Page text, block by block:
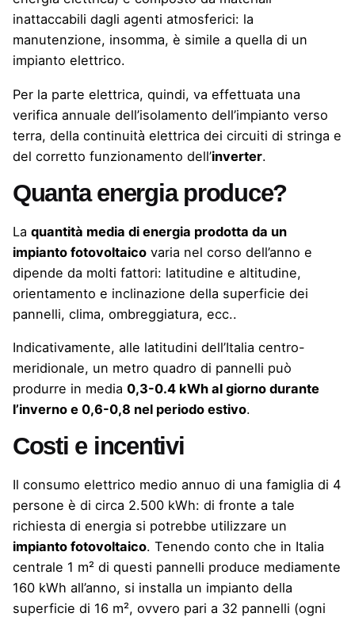
inattaccabili dagli agenti atmosferici: la
manutenzione, insomma, è simile a quella di un
impianto elettrico.
Per la parte elettrica, quindi, va effettuata una
verifica annuale dell’isolamento dell’impianto verso
terra, della continuità elettrica dei circuiti di stringa e
del corretto funzionamento dell’inverter.
Quanta energia produce?
La quantità media di energia prodotta da un
impianto fotovoltaico varia nel corso dell’anno e
dipende da molti fattori: latitudine e altitudine,
orientamento e inclinazione della superficie dei
pannelli, clima, ombreggiatura, ecc..
Indicativamente, alle latitudini dell’Italia centro-
meridionale, un metro quadro di pannelli può
produrre in media 0,3-0.4 kWh al giorno durante
l’inverno e 0,6-0,8 nel periodo estivo.
Costi e incentivi
Il consumo elettrico medio annuo di una famiglia di 4
persone è di circa 2.500 kWh: di fronte a tale
richiesta di energia si potrebbe utilizzare un
impianto fotovoltaico. Tenendo conto che in Italia
centrale 1 m² di questi pannelli produce mediamente
160 kWh all’anno, si installa un impianto della
superficie di 16 m², ovvero pari a 32 pannelli (ogni